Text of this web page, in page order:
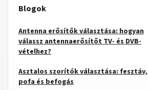
Blogok
Antenna erősítők választása: hogyan
válassz antennaerősítőt TV- és DVB-
vételhez?
Asztalos szorítók választása: fesztáv,
pofa és befogás